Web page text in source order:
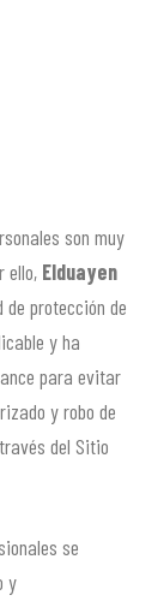
son muy
ello, Elduayen
protección de
y ha
para evitar
y robo de
del Sitio
se
y